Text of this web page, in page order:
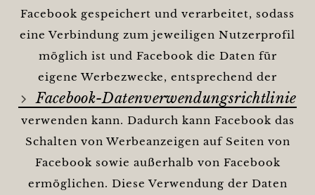
Facebook gespeichert und verarbeitet, sodass
eine Verbindung zum jeweiligen Nutzerprofil
möglich ist und Facebook die Daten für
eigene Werbezwecke, entsprechend der
Facebook-Datenverwendungsrichtlinie
verwenden kann. Dadurch kann Facebook das
Schalten von Werbeanzeigen auf Seiten von
Facebook sowie außerhalb von Facebook
ermöglichen. Diese Verwendung der Daten